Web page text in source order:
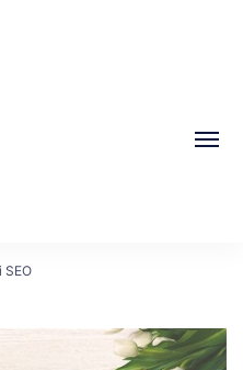
SEO